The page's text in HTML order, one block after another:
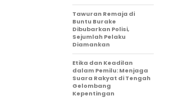
Tawuran Remaja di
Buntu Burake
Dibubarkan Polisi,
Sejumlah Pelaku
Diamankan
Etika dan Keadilan
dalam Pemilu: Menjaga
Suara Rakyat di Tengah
Gelombang
Kepentingan